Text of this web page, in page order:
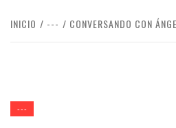
INICIO --- CONVERSANDO CON
---